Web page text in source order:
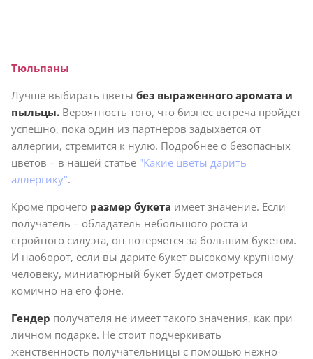
Тюльпаны
Лучше выбирать цветы без выраженного аромата и
пыльцы. Вероятность того, что бизнес встреча пройдет
успешно, пока один из партнеров задыхается от
аллергии, стремится к нулю. Подробнее о безопасных
цветов – в нашей статье "Какие цветы дарить
аллергику".
Кроме прочего размер букета имеет значение. Если
получатель – обладатель небольшого роста и
стройного силуэта, он потеряется за большим букетом.
И наоборот, если вы дарите букет высокому крупному
человеку, миниатюрный букет будет смотреться
комично на его фоне.
Гендер получателя не имеет такого значения, как при
личном подарке. Не стоит подчеркивать
женственность получательницы с помощью нежно-